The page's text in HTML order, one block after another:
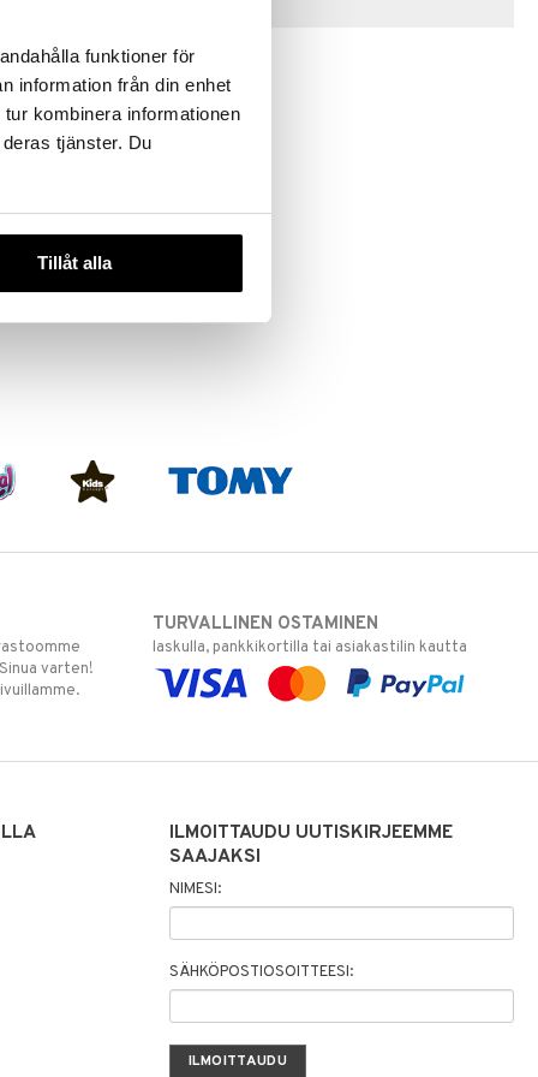
funktioner för
information från din enhet
kombinera informationen
tjänster. Du
Tillåt alla
1.5V,
varten!
TURVALLINEN OSTAMINEN
laskulla, pankkikortilla tai asiakastilin kautta
ILMOITTAUDU UUTISKIRJEEMME
SAAJAKSI
NIMESI:
SÄHKÖPOSTIOSOITTEESI: